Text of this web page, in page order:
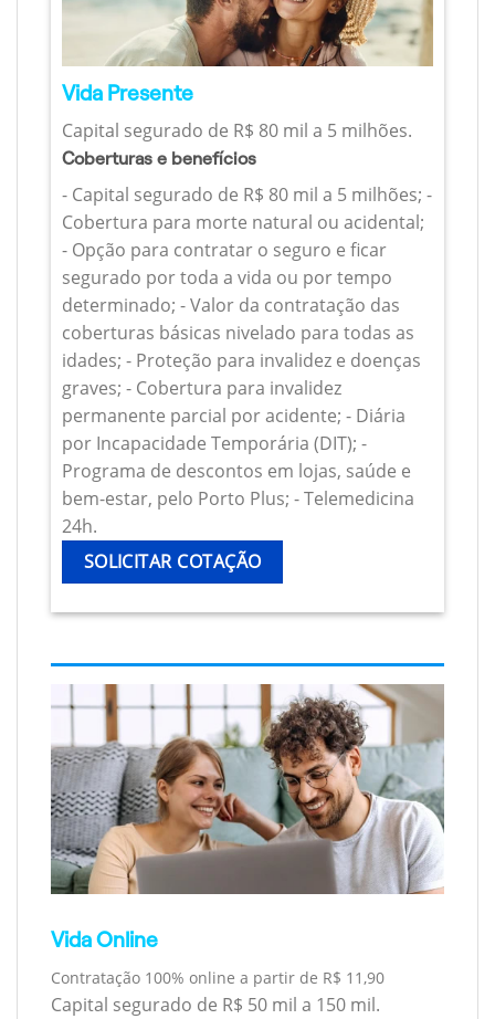
Vida Presente
Capital segurado de R$ 80 mil a 5 milhões.
Coberturas e benefícios
- Capital segurado de R$ 80 mil a 5 milhões; -
Cobertura para morte natural ou acidental;
- Opção para contratar o seguro e ficar
segurado por toda a vida ou por tempo
determinado; - Valor da contratação das
coberturas básicas nivelado para todas as
idades; - Proteção para invalidez e doenças
graves; - Cobertura para invalidez
permanente parcial por acidente; - Diária
por Incapacidade Temporária (DIT); -
Programa de descontos em lojas, saúde e
bem-estar, pelo Porto Plus; - Telemedicina
24h.
SOLICITAR COTAÇÃO
Vida Online
Contratação 100% online a partir de R$ 11,90
Capital segurado de R$ 50 mil a 150 mil.